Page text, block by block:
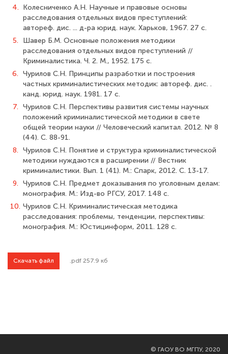
4. Колесниченко А.Н. Научные и правовые основы
расследования отдельных видов преступлений:
автореф. дис. ... д-ра юрид. наук. Харьков, 1967. 27 с.
5.
Шавер Б.М. Основные положения методики
расследования отдельных видов преступлений //
Криминалистика. Ч. 2. М., 1952. 175 с.
6. Чурилов С.Н. Принципы разработки и построения
частных криминалистиче­ских методик: автореф. дис. .
канд. юрид. наук. 1981. 17 с.
7. Чурилов С.Н. Перспективы развития системы научных
положений кримина­листической методики в свете
общей теории науки // Человеческий капитал. 2012. № 8
(44). С. 88-91.
8. Чурилов С.Н. Понятие и структура криминалистической
методики нуждаются в расширении // Вестник
криминалистики. Вып. 1 (41). М.: Спарк, 2012. С. 13-17.
9. Чурилов С.Н. Предмет доказывания по уголовным делам:
монография. М.: Изд-во РГСУ, 2017. 148 с.
10. Чурилов С.Н. Криминалистическая методика
расследования: проблемы, тенденции, перспективы:
монография. М.: Юстицинформ, 2011. 128 с.
Скачать файл .pdf 257.9 кб
© ГАОУ ВО МГПУ, 2020